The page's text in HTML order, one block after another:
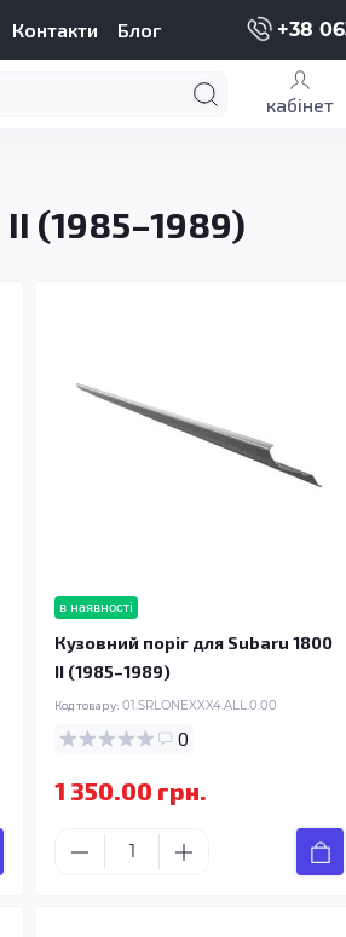
Контакти Блог +38
кабінет
(1985–1989)
в наявності
Кузовний поріг для Subaru 1800
II (1985–1989)
Код товару: 01.SRLONEXXX4.ALL.0.00
0
1 350.00 грн.